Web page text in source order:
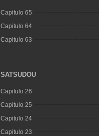
Capitulo 65
Capitulo 64
Capitulo 63
SATSUDOU
Capitulo 26
Capitulo 25
Capitulo 24
Capitulo 23